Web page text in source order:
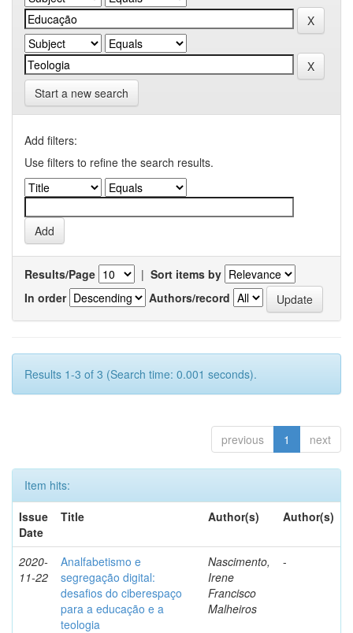
Start a new search
Add filters:
Use filters to refine the search results.
Results/Page | Sort items by
In order
Authors/record
Results 1-3 of 3 (Search time: 0.001 seconds).
previous 1 next
Item hits:
Issue
Date
Title Author(s) Author(s)
2020-
11-22
Analfabetismo e
segregação digital:
desafios do ciberespaço
para a educação e a
teologia
Nascimento,
Irene
Francisco
Malheiros
-